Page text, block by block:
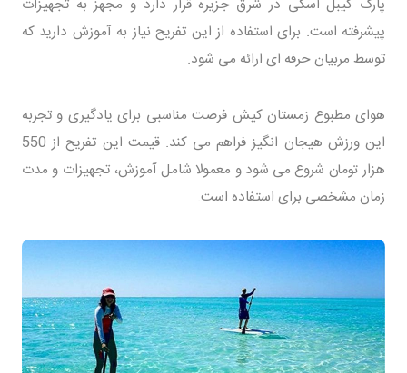
پیشرفته است. برای استفاده از این تفریح نیاز به آموزش دارید که
توسط مربیان حرفه ای ارائه می شود.
هوای مطبوع زمستان کیش فرصت مناسبی برای یادگیری و تجربه
این ورزش هیجان انگیز فراهم می کند. قیمت این تفریح از 550
هزار تومان شروع می شود و معمولا شامل آموزش، تجهیزات و مدت
زمان مشخصی برای استفاده است.